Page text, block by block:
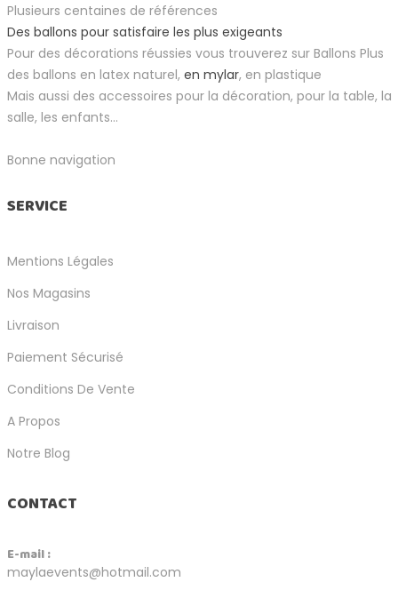
Plusieurs centaines de références
Des ballons pour satisfaire les plus exigeants
Pour des décorations réussies vous trouverez sur Ballons Plus
des ballons en latex naturel, en mylar, en plastique
Mais aussi des accessoires pour la décoration, pour la table, la
salle, les enfants...
Bonne navigation
SERVICE
Mentions Légales
Nos Magasins
Livraison
Paiement Sécurisé
Conditions De Vente
A Propos
Notre Blog
CONTACT
E-mail :
maylaevents@hotmail.com